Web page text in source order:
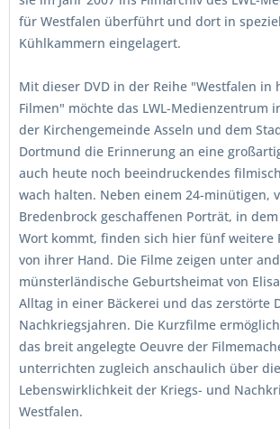
für Westfalen überführt und dort in
Kühlkammern eingelagert.
Mit dieser DVD in der Reihe "Westfalen in
Filmen" möchte das LWL-Medienzentrum
der Kirchengemeinde Asseln und dem
Dortmund die Erinnerung an eine
auch heute noch beeindruckendes
wach halten. Neben einem 24-minütigen,
Bredenbrock geschaffenen Porträt, in
Wort kommt, finden sich hier fünf weitere
von ihrer Hand. Die Filme zeigen unter
münsterländische Geburtsheimat von
Alltag in einer Bäckerei und das zerstörte
Nachkriegsjahren. Die Kurzfilme
das breit angelegte Oeuvre der
unterrichten zugleich anschaulich über die
Lebenswirklichkeit der Kriegs- und
Westfalen.